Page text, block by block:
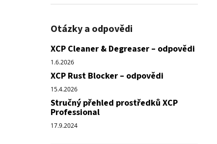
Otázky a odpovědi
XCP Cleaner & Degreaser – odpovědi
1.6.2026
XCP Rust Blocker – odpovědi
15.4.2026
Stručný přehled prostředků XCP
Professional
17.9.2024